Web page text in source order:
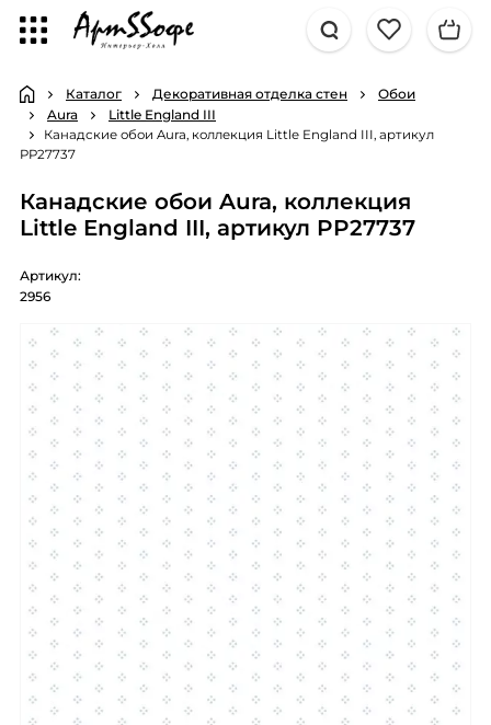
Каталог Декоративная отделка стен
Обои
Aura
Little England III
Канадские обои Aura, коллекция Little England III, артикул
PP27737
Канадские обои Aura, коллекция
Little England III, артикул PP27737
Артикул:
2956